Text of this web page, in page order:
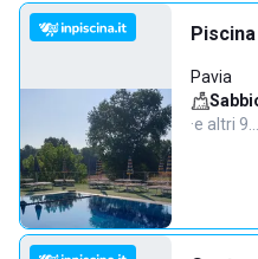
Pavia
·e altri 9…